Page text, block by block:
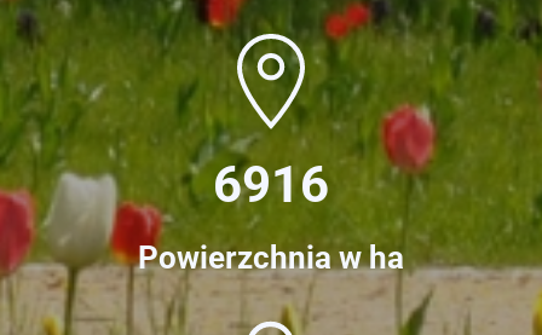
6916
Powierzchnia w ha